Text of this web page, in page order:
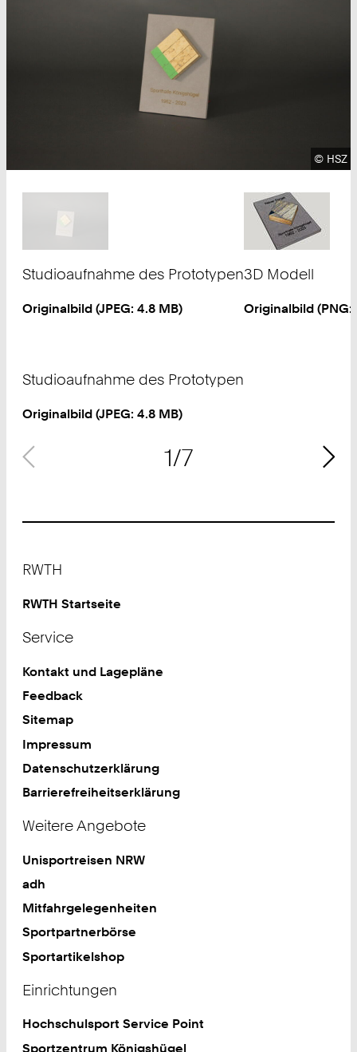
© HSZ
Studioaufnahme des Prototypen
Originalbild (JPEG: 4.8 MB)
3D Modell
Originalbild (PNG:
Studioaufnahme des Prototypen
Originalbild (JPEG: 4.8 MB)
1/7
RWTH
RWTH Startseite
Service
Kontakt und Lagepläne
Feedback
Sitemap
Impressum
Datenschutzerklärung
Barrierefreiheitserklärung
Weitere Angebote
Unisportreisen NRW
adh
Mitfahrgelegenheiten
Sportpartnerbörse
Sportartikelshop
Einrichtungen
Hochschulsport Service Point
Sportzentrum Königshügel